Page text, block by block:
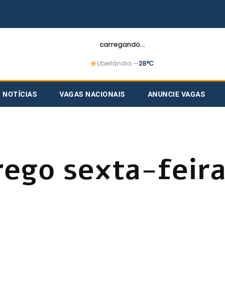
carregando...
Uberlândia —28°C
NOTÍCIAS VAGAS NACIONAIS ANUNCIE VAGAS
sexta-feira